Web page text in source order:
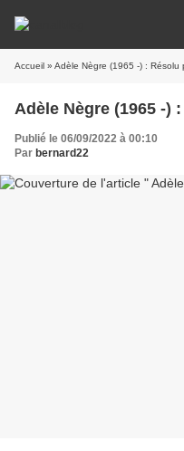
Accueil » Adèle Nègre (1965 -) : Résolu
Adèle Nègre (1965 -)
Publié le 06/09/2022 à 00:10
Par bernard22